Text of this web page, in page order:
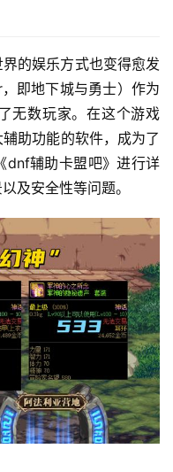
的娱乐方式也变得愈发
即地下城与勇士）作为
无数玩家。在这个游戏
助功能的软件，成为了
dnf辅助卡盟吧》进行详
及安全性等问题。